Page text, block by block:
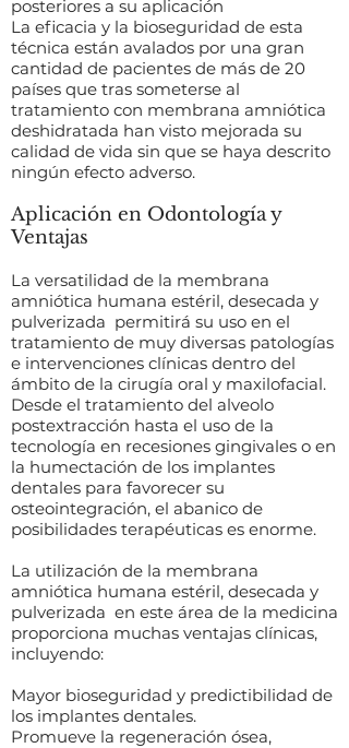
posteriores a su aplicación
La eficacia y la bioseguridad de esta
técnica están avalados por una gran
cantidad de pacientes de más de 20
países que tras someterse al
tratamiento con membrana amniótica
deshidratada han visto mejorada su
calidad de vida sin que se haya descrito
ningún efecto adverso.
Aplicación en Odontología y
Ventajas
La versatilidad de la membrana
amniótica humana estéril, desecada y
pulverizada permitirá su uso en el
tratamiento de muy diversas patologías
e intervenciones clínicas dentro del
ámbito de la cirugía oral y maxilofacial.
Desde el tratamiento del alveolo
postextracción hasta el uso de la
tecnología en recesiones gingivales o en
la humectación de los implantes
dentales para favorecer su
osteointegración, el abanico de
posibilidades terapéuticas es enorme.
La utilización de la membrana
amniótica humana estéril, desecada y
pulverizada en este área de la medicina
proporciona muchas ventajas clínicas,
incluyendo:
Mayor bioseguridad y predictibilidad de
los implantes dentales.
Promueve la regeneración ósea,